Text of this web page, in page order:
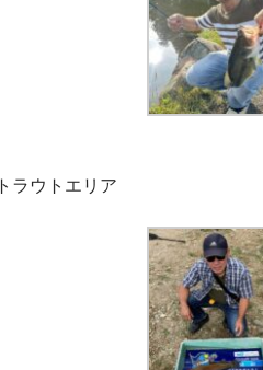
トラウトエリア